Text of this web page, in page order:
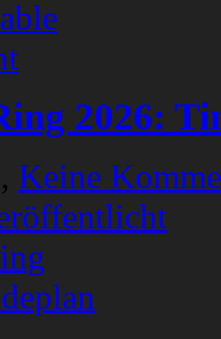
2026:
Keine